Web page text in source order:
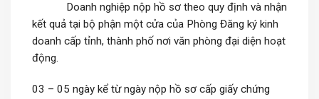
Doanh nghiệp nộp hồ sơ theo quy định và nhận
kết quả tại bộ phận một cửa của Phòng Đăng ký kinh
doanh cấp tỉnh, thành phố nơi văn phòng đại diện hoạt
động.
03 – 05 ngày kể từ ngày nộp hồ sơ cấp giấy chứng